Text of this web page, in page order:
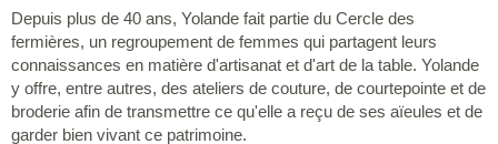
Depuis plus de 40 ans, Yolande fait partie du Cercle des
fermières, un regroupement de femmes qui partagent leurs
connaissances en matière d'artisanat et d'art de la table. Yolande
y offre, entre autres, des ateliers de couture, de courtepointe et de
broderie afin de transmettre ce qu'elle a reçu de ses aïeules et de
garder bien vivant ce patrimoine.